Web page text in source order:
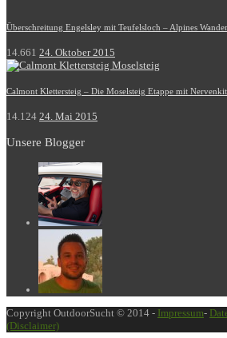
Überschreitung Engelsley mit Teufelsloch – Alpines
14.661 24. Oktober 2015
Calmont Klettersteig – Die Moselsteig Etappe mit
14.124 24. Mai 2015
Unsere Blogger
Copyright OutdoorSucht © 2014 - Impressum-
(Disclaimer)